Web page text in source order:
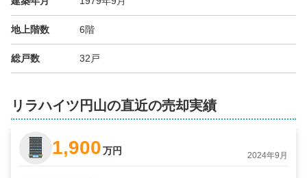
地上階数 6階
総戸数 32戸
リラハイツ円山の直近の売却実績
1,900万円 2024年9月